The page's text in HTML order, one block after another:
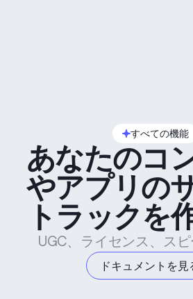
すべての機能
あなたのコ
やアプリの
トラックを
UGC、ライセンス、ス
ドキュメントを見